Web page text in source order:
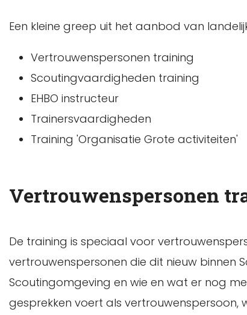
Een kleine greep uit het aanbod van
Vertrouwenspersonen training
Scoutingvaardigheden training
EHBO instructeur
Trainersvaardigheden
Training 'Organisatie Grote activiteiten'
Vertrouwenspersonen
De training is speciaal voor
vertrouwenspersonen die dit nieuw binnen
Scoutingomgeving en wie en wat er nog
gesprekken voert als vertrouwenspersoon,